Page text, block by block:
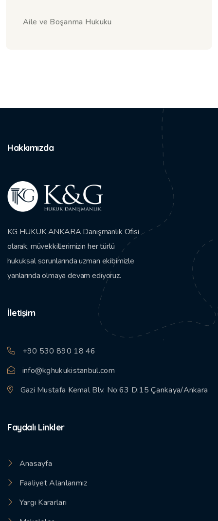
Aile ve Boşanma Hukuku
Hakkımızda
KG HUKUK ANKARA Danışmanlık Ofisi
olarak, müvekkillerimizin her türlü
hukuksal sorunlarında uzman ekibimizle
yanlarında olmaya devam ediyoruz.
İletişim
+90 530 890 18 46
info@kghukukistanbul.com
Gazi Mustafa Kemal Blv. No:63 D:15 Çankaya/Ankara
Faydalı Linkler
Anasayfa
Faaliyet Alanlarımız
Yargı Kararları